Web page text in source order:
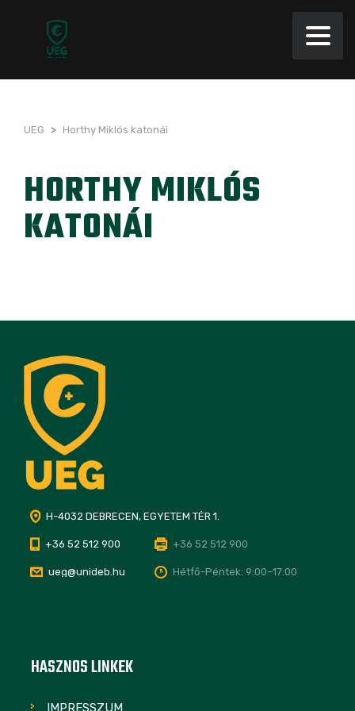
UEG > Horthy Miklós katonái
HORTHY MIKLÓS
KATONÁI
H-4032 DEBRECEN, EGYETEM TÉR 1.
+36 52 512 900 +36 52 512 900
ueg@unideb.hu Hétfő–Péntek: 9:00–17:00
HASZNOS LINKEK
IMPRESSZUM